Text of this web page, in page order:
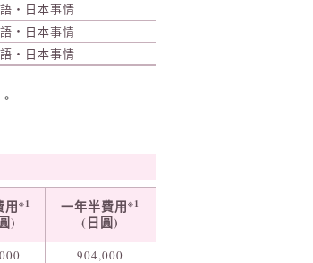
・日本事情
・日本事情
・日本事情
用※1
)
一年半費用※1
(日圓)
904,000